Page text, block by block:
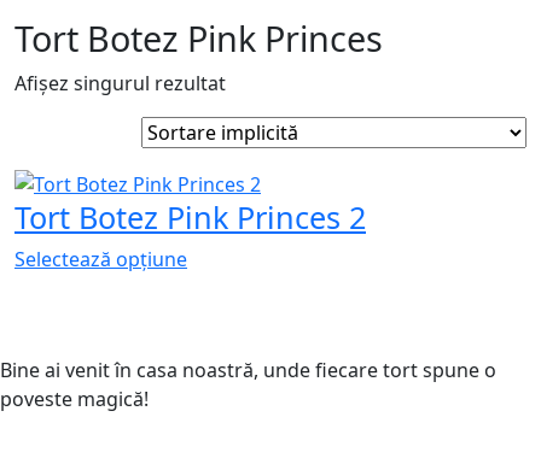
Tort Botez Pink Princes
Afișez singurul rezultat
Tort Botez Pink Princes 2
Selectează opțiune
Bine ai venit în casa noastră, unde fiecare tort spune o
poveste magică!